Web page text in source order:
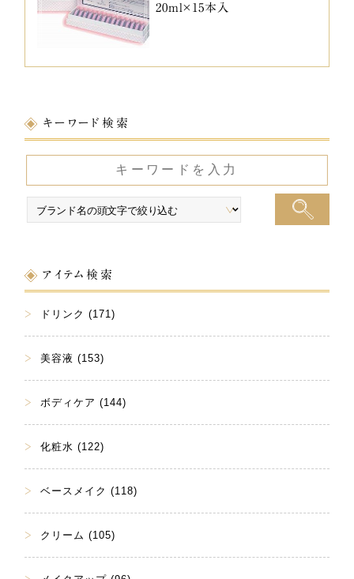
20ml×15本入
キーワード検索
アイテム検索
ドリンク (171)
美容液 (153)
ボディケア (144)
化粧水 (122)
ベースメイク (118)
クリーム (105)